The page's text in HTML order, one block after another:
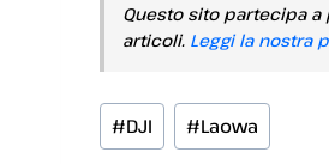
Questo sito partecipa
articoli. Leggi la nostra
Tag
articolo:
#DJI #Laowa